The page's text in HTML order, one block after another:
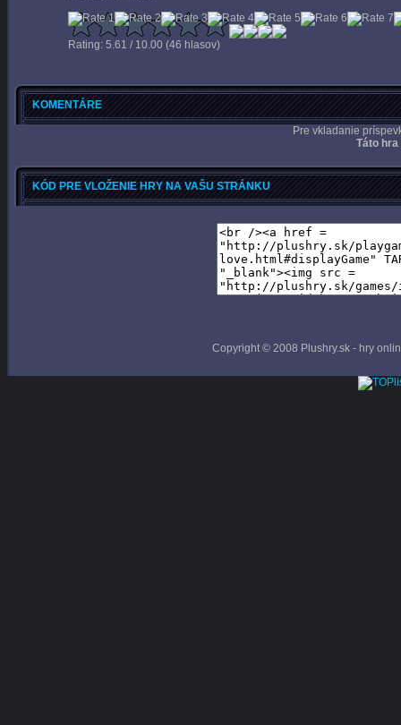
Rating: 5.61 / 10.00 (46 hlasov)
KOMENTÁRE
Pre vkladanie
Táto
KÓD PRE VLOŽENIE HRY NA VAŠU STRÁNKU
Copyright © 2008 Plushry.sk - hry